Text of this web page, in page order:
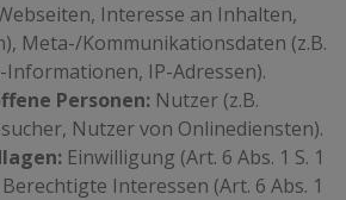
Interesse an Inhalten,
Meta-/Kommunikationsdaten (z.B.
Informationen, IP-Adressen).
Personen:Nutzer (z.B.
Nutzer von Onlinediensten).
Einwilligung (Art. 6 Abs. 1 S. 1
Berechtigte Interessen (Art. 6 Abs. 1